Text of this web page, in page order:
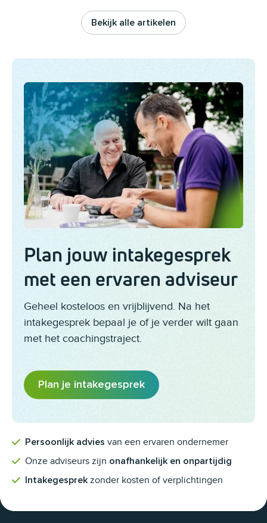
Bekijk alle artikelen
Plan jouw intakegesprek
met een ervaren adviseur
Geheel kosteloos en vrijblijvend. Na het
intakegesprek bepaal je of je verder wilt gaan
met het coachingstraject.
Plan je intakegesprek
Persoonlijk advies van een ervaren ondernemer
Onze adviseurs zijn onafhankelijk en onpartijdig
Intakegesprek zonder kosten of verplichtingen